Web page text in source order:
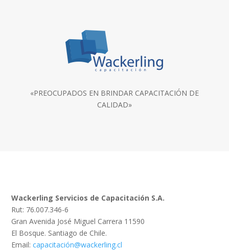
«PREOCUPADOS EN BRINDAR CAPACITACIÓN DE
CALIDAD»
Wackerling Servicios de Capacitación S.A.
Rut: 76.007.346-6
Gran Avenida José Miguel Carrera 11590
El Bosque. Santiago de Chile.
Email:capacitación@wackerling.cl